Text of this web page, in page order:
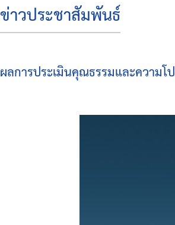
ข่าวประชาสัมพันธ์
ผลการประเมินคุณธรรมและความ